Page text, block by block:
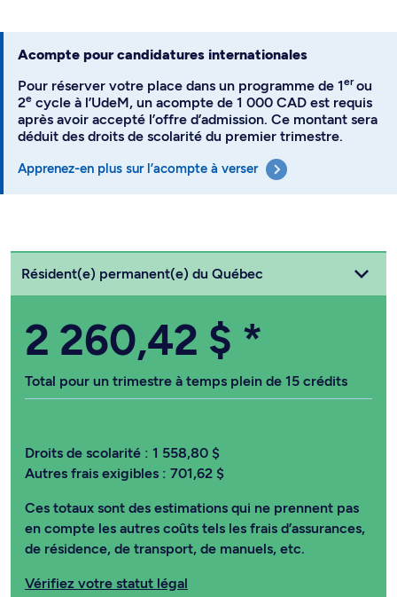
Acompte pour candidatures internationales
Pour réserver votre place dans un programme de 1erou
2e cycle à l’UdeM, un acompte de 1 000 CAD est requis
après avoir accepté l’offre d’admission. Ce montant sera
déduit des droits de scolarité du premier trimestre.
Apprenez-en plus sur l’acompte à verser
Choisissez votre statut
Résident(e) permanent(e) du Québec
2 260,42 $ *
Total pour un trimestre à temps plein de 15 crédits
Droits de scolarité : 1 558,80 $
Autres frais exigibles : 701,62 $
Ces totaux sont des estimations qui ne prennent pas
en compte les autres coûts tels les frais d’assurances,
de résidence, de transport, de manuels, etc.
Vérifiez votre statut légal